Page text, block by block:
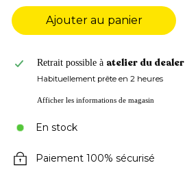
Ajouter au panier
Retrait possible à atelier du dealer
Habituellement prête en 2 heures
Afficher les informations de magasin
En stock
Paiement 100% sécurisé